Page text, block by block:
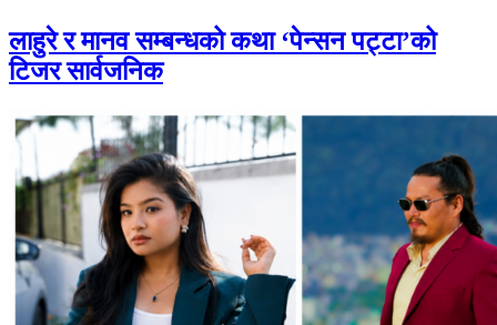
लाहुरे र मानव सम्बन्धको कथा ‘पेन्सन पट्टा’को
टिजर सार्वजनिक